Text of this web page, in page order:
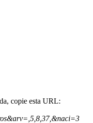
copie esta URL: